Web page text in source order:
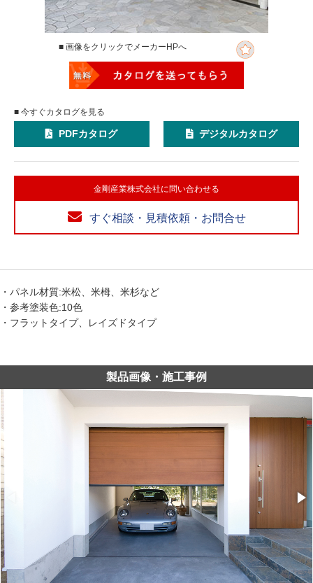
■ 画像をクリックでメーカーHPへ
■ 今すぐカタログを見る
PDFカタログ デジタルカタログ
金剛産業株式会社に問い合わせる
すぐ相談・見積依頼・お問合せ
・パネル材質:米松、米栂、米杉など
・参考塗装色:10色
・フラットタイプ、レイズドタイプ
製品画像・施工事例